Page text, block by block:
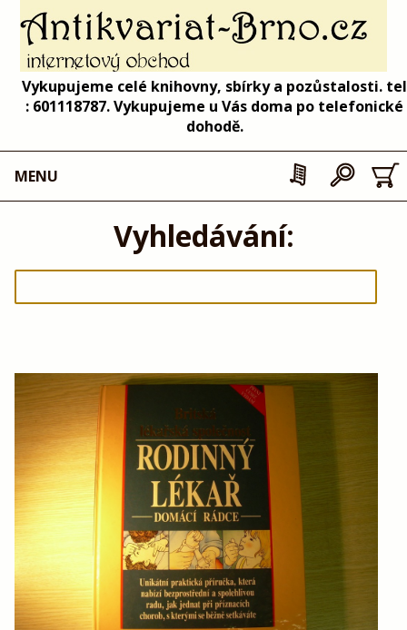
Vykupujeme celé knihovny, sbírky a pozůstalosti. tel
: 601118787. Vykupujeme u Vás doma po telefonické
dohodě.
MENU
Vyhledávání: